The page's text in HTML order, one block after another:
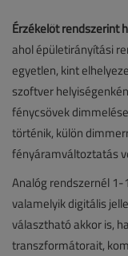
Érzékelőt rendszerint
ahol épületirányítási
egyetlen, kint
szoftver
fénycsövek
történik, külön
fényáramváltoztatás
Analóg rendszernél
valamelyik digitális
választható akkor is,
transzformátorait,